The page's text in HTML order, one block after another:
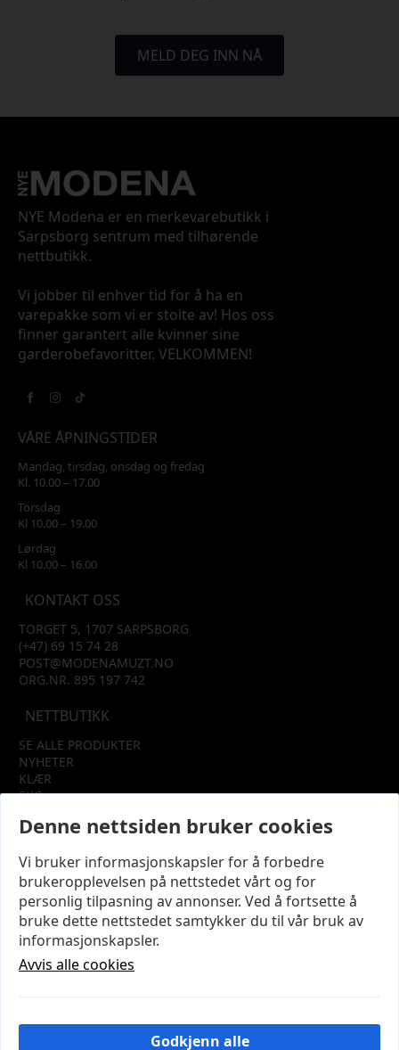
MELD DEG INN NÅ
NYE Modena er en merkevarebutikk i
Sarpsborg sentrum med tilhørende
nettbutikk.
Vi jobber til enhver tid for å ha en
varepakke som vi er stolte av! Hos oss
finner garantert alle kvinner sine
garderobefavoritter. VELKOMMEN!
VÅRE ÅPNINGSTIDER
Mandag, tirsdag, onsdag og fredag
Kl. 10.00 – 17.00
Torsdag
Kl 10.00 – 19.00
Lørdag
Kl 10.00 – 16.00
KONTAKT OSS
TORGET 5, 1707 SARPSBORG
(+47) 69 15 74 28
POST@MODENAMUZT.NO
ORG.NR. 895 197 742
NETTBUTIKK
SE ALLE PRODUKTER
NYHETER
KLÆR
SKO
SALG
INFORMASJON
OM OSS
KUNDEKLUBB
KONTAKT OSS
KJØPSVILKÅR OG BETINGELSER
PERSONVERN
Denne nettsiden bruker cookies
Vi bruker informasjonskapsler for å forbedre
brukeropplevelsen på nettstedet vårt og for
personlig tilpasning av annonser. Ved å fortsette å
bruke dette nettstedet samtykker du til vår bruk av
informasjonskapsler.
Avvis alle cookies
Godkjenn alle